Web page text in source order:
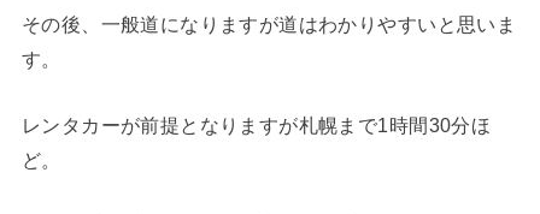
その後、一般道になりますが道はわかりやすいと思いま
す。
レンタカーが前提となりますが札幌まで1時間30分ほ
ど。